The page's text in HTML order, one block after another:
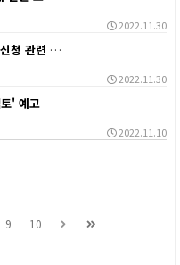
2022.11.30
휴/폐업 장기요양기관 자료이관(자체보관) 신청 관련 서…
2022.11.30
' 예고
2022.11.10
9 10